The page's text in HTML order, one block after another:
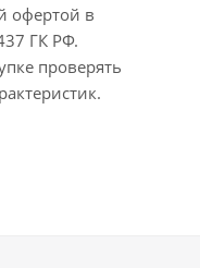
офертой в
ГК РФ.
проверять